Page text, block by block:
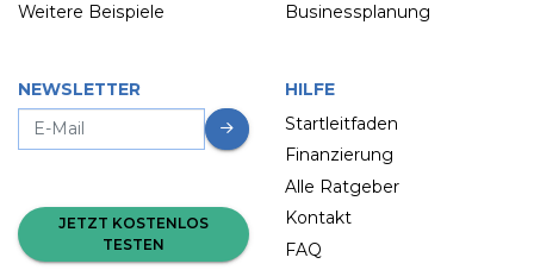
Weitere Beispiele
Businessplanung
NEWSLETTER
JETZT KOSTENLOS
TESTEN
HILFE
Startleitfaden
Finanzierung
Alle Ratgeber
Kontakt
FAQ